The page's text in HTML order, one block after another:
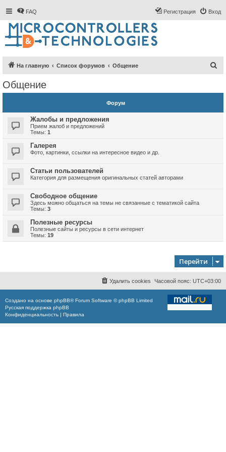
FAQ Вход
Регистрация
На главную Список форумов Общение
к
Общение
Форум
Жалобы и предложения
Прием жалоб и предложений
Темы: 1
Галерея
Фото, картинки, ссылки на интересное видео и др.
Статьи пользователей
Категория для размещения оригинальных статей авторами
Свободное общение
Здесь можно общаться на темы не связанные с тематикой сайта
Темы: 3
Полезные ресурсы
Полезные сайты и ресурсы в сети интернет
Темы: 19
Перейти
Часовой пояс: UTC+03:00
Удалить cookies
Создано на основе phpBB® Forum Software © phpBB Limited
Русская поддержка phpBB
Конфиденциальность | Правила